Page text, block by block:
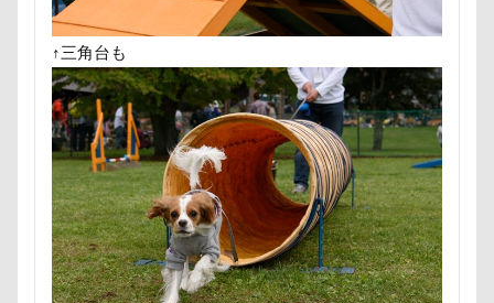
↑三角台も
王様風
無線LAN搭載SDHCカード
着物
疲れた
玲凰（れおん）くん 異父姉妹
異母兄
甚平
甘エビ 琥龍くん 琥珀ちゃん
焼き芋
炭火焼肉 船渡 模様替え
毛呂山町
沖縄県
沖縄旅行 沖縄サンプラザホテル
水元公園
毛玉 残像 河津桜 歯磨き
樹脂粘土
横浜港シンボルタワー 横浜港
沖縄美ら海水族館
泡 火事 海岸
滑川市